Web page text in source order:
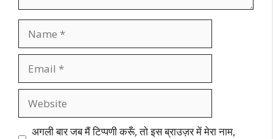
अगली बार जब मैं टिप्पणी करूँ, तो इस ब्राउज़र में मेरा नाम,